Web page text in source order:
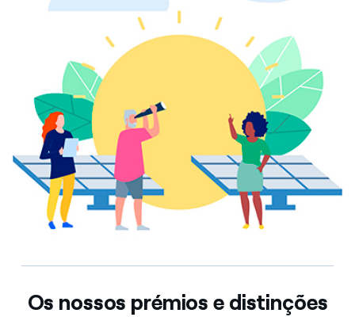
Os nossos prémios e distinções